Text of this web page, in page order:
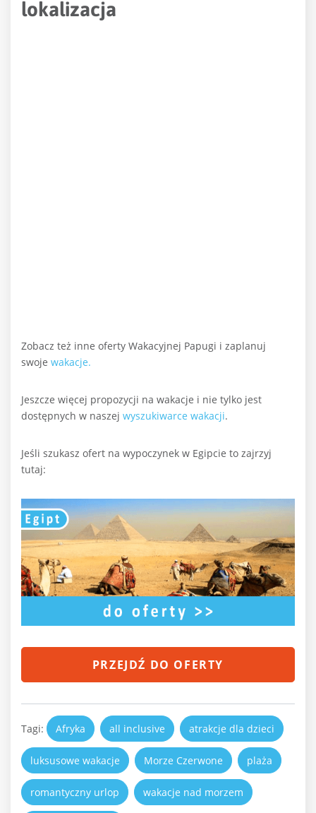
lokalizacja
Zobacz też inne oferty Wakacyjnej Papugi i zaplanuj
swoje wakacje.
Jeszcze więcej propozycji na wakacje i nie tylko jest
dostępnych w naszej wyszukiwarce wakacji.
Jeśli szukasz ofert na wypoczynek w Egipcie to zajrzyj
tutaj:
PRZEJDŹ DO OFERTY
Tagi: Afryka all inclusive atrakcje dla dzieci
luksusowe wakacje Morze Czerwone plaża
romantyczny urlop wakacje nad morzem